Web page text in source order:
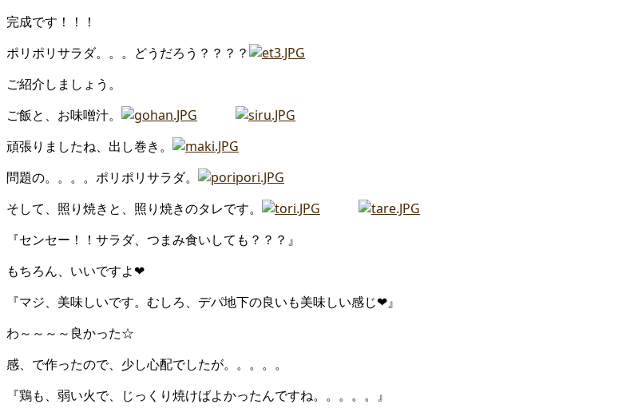
完成です！！！
ポリポリサラダ。。。どうだろう？？？？
ご紹介しましょう。
ご飯と、お味噌汁。
頑張りましたね、出し巻き。
問題の。。。。ポリポリサラダ。
そして、照り焼きと、照り焼きのタレです。
『センセー！！サラダ、つまみ食いしても？？？』
もちろん、いいですよ❤
『マジ、美味しいです。むしろ、デパ地下の良いも美味しい感じ❤』
わ～～～～良かった☆
感、で作ったので、少し心配でしたが。。。。。
『鶏も、弱い火で、じっくり焼けばよかったんですね。。。。。』